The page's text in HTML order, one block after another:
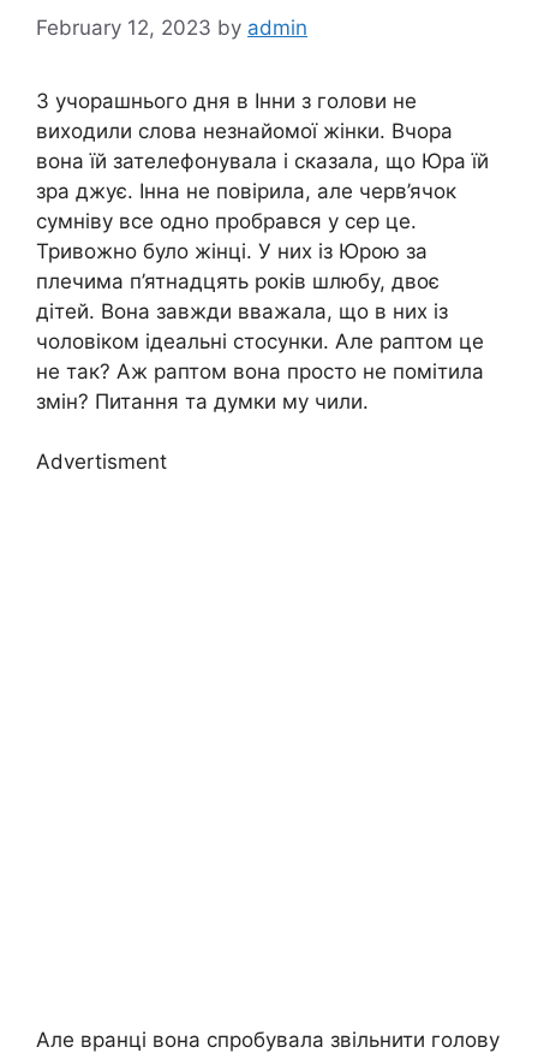
February 12, 2023 by admin
З учорашнього дня в Інни з голови не
виходили слова незнайомої жінки. Вчора
вона їй зателефонувала і сказала, що Юра їй
зра джує. Інна не повірила, але черв’ячок
сумніву все одно пробрався у сер це.
Тривожно було жінці. У них із Юрою за
плечима п’ятнадцять років шлюбу, двоє
дітей. Вона завжди вважала, що в них із
чоловіком ідеальні стосунки. Але раптом це
не так? Аж раптом вона просто не помітила
змін? Питання та думки му чили.
Advertisment
Але вранці вона спробувала звільнити голову